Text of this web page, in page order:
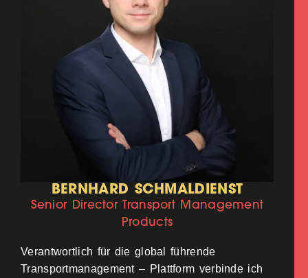
BERNHARD SCHMALDIENST
Senior Director Transport Management
Products
Verantwortlich für die global führende
Transportmanagement – Plattform verbinde ich